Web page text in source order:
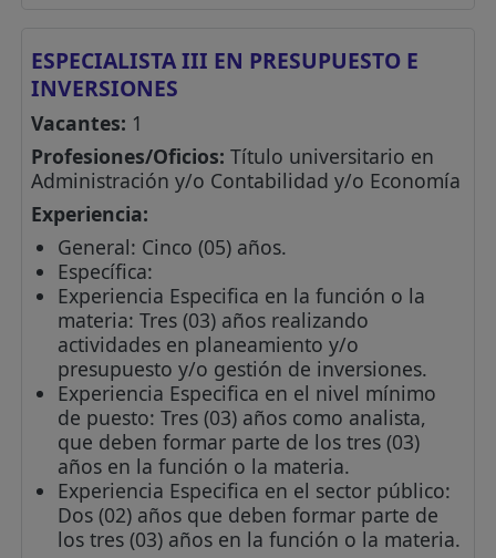
ESPECIALISTA III EN PRESUPUESTO E
INVERSIONES
Vacantes: 1
Profesiones/Oficios: Título universitario en
Administración y/o Contabilidad y/o Economía
Experiencia:
General: Cinco (05) años.
Específica:
Experiencia Especifica en la función o la
materia: Tres (03) años realizando
actividades en planeamiento y/o
presupuesto y/o gestión de inversiones.
Experiencia Especifica en el nivel mínimo
de puesto: Tres (03) años como analista,
que deben formar parte de los tres (03)
años en la función o la materia.
Experiencia Especifica en el sector público:
Dos (02) años que deben formar parte de
los tres (03) años en la función o la materia.